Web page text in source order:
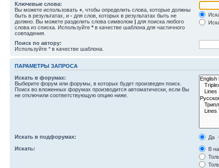
Ключевые слова:
Вы можете использовать + , чтобы определить слова, которые должны
быть в результатах, и - для слов, которых в результатах быть не
должно. Вы можете разделить слова символом | для поиска любого
слова из списка. Используйте * в качестве шаблона для частичного
совпадения.
Поиск по автору:
Используйте * в качестве шаблона.
ПАРАМЕТРЫ ЗАПРОСА
Искать в форумах:
Выберите форум или форумы, в которых будет произведен поиск.
Поиск во вложенных форумах производится автоматически, если Вы
не отключили соответствующую опцию ниже.
Искать в подфорумах:
Да
Искать:
В